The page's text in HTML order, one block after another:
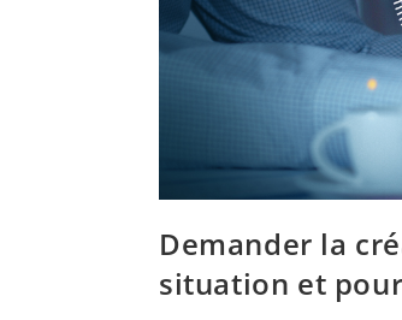
Demander la
situation et